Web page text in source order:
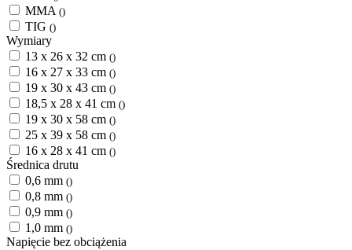
MMA ()
TIG ()
Wymiary
13 x 26 x 32 cm ()
16 x 27 x 33 cm ()
19 x 30 x 43 cm ()
18,5 x 28 x 41 cm ()
19 x 30 x 58 cm ()
25 x 39 x 58 cm ()
16 x 28 x 41 cm ()
Średnica drutu
0,6 mm ()
0,8 mm ()
0,9 mm ()
1,0 mm ()
Napięcie bez obciążenia